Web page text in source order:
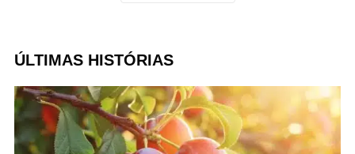
ÚLTIMAS HISTÓRIAS